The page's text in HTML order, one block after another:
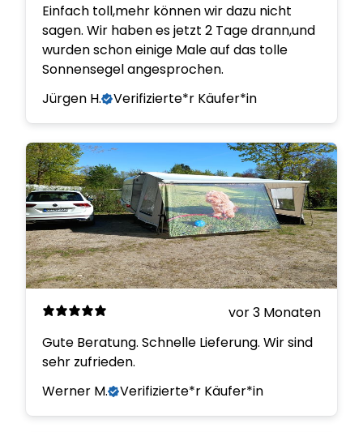
Einfach toll,mehr können wir dazu nicht
sagen. Wir haben es jetzt 2 Tage drann,und
wurden schon einige Male auf das tolle
Sonnensegel angesprochen.
Jürgen H.
Verifizierte*r Käufer*in
vor 3 Monaten
Gute Beratung. Schnelle Lieferung. Wir sind
sehr zufrieden.
Werner M.
Verifizierte*r Käufer*in